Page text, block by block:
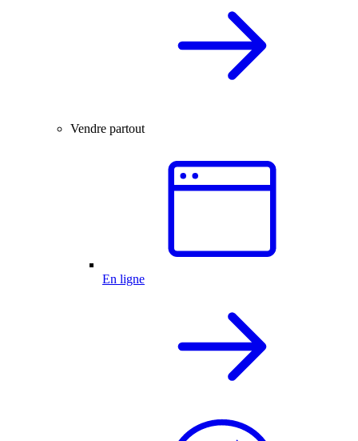
Vendre partout
En ligne